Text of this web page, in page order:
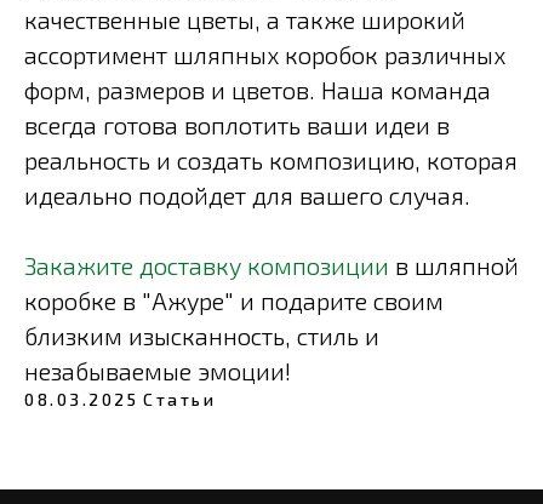
качественные цветы, а также широкий
ассортимент шляпных коробок различных
форм, размеров и цветов. Наша команда
всегда готова воплотить ваши идеи в
реальность и создать композицию, которая
идеально подойдет для вашего случая.
Закажите доставку композиции в шляпной
коробке в "Ажуре" и подарите своим
близким изысканность, стиль и
незабываемые эмоции!
08.03.2025 Статьи